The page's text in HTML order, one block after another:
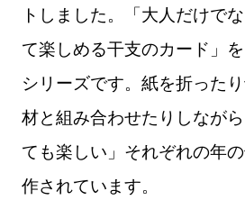
トしました。「大人だけで
て楽しめる干支のカード」
シリーズです。紙を折った
材と組み合わせたりしなが
ても楽しい」それぞれの年
作されています。